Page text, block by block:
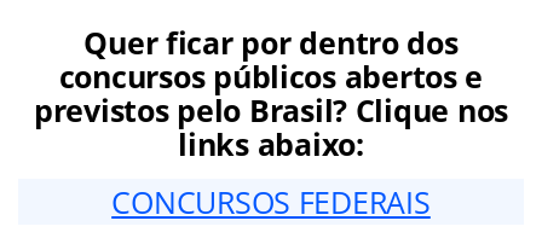
Quer ficar por dentro dos
concursos públicos abertos e
previstos pelo Brasil? Clique nos
links abaixo:
CONCURSOS FEDERAIS